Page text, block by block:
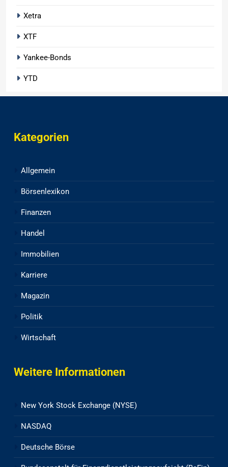
Xetra
XTF
Yankee-Bonds
YTD
Kategorien
Allgemein
Börsenlexikon
Finanzen
Handel
Immobilien
Karriere
Magazin
Politik
Wirtschaft
Weitere Informationen
New York Stock Exchange (NYSE)
NASDAQ
Deutsche Börse